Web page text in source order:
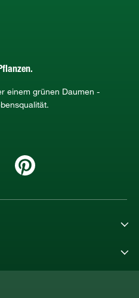
einem grünen Daumen -